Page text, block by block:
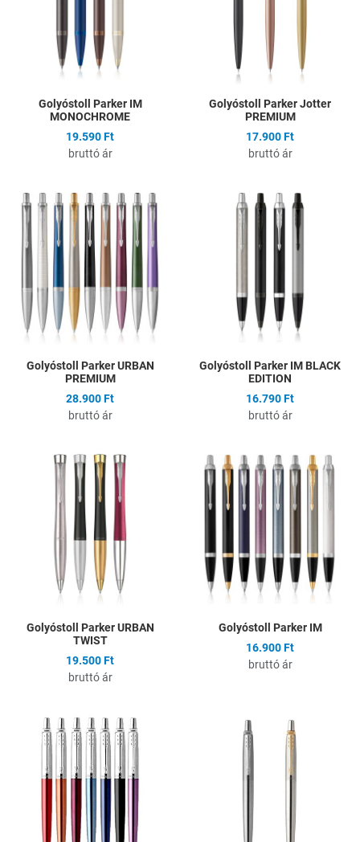
Golyóstoll Parker IM
MONOCHROME
19.590 Ft
bruttó ár
Golyóstoll Parker Jotter
PREMIUM
17.900 Ft
bruttó ár
Hozzáadás a kívánságlistához
Golyóstoll Parker URBAN
PREMIUM
28.900 Ft
bruttó ár
Golyóstoll Parker IM BLACK
EDITION
16.790 Ft
bruttó ár
Hozzáadás a kívánságlistához
Összehasonlítás
Golyóstoll Parker URBAN
TWIST
19.500 Ft
bruttó ár
Golyóstoll Parker IM
16.900 Ft
bruttó ár
Hozzáadás a kívánságlistához